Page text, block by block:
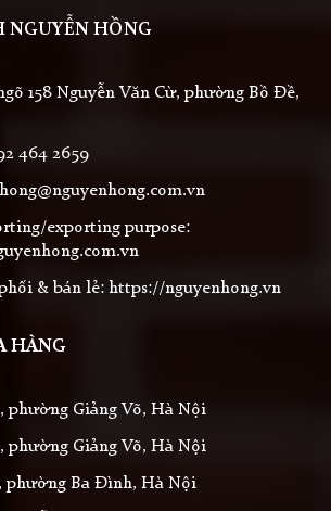
NGUYỄN HỒNG
158 Nguyễn Văn Cừ, phường Bồ Đề,
464 2659
exporting purpose:
& bán lẻ: https://nguyenhong.vn
HÀNG
phường Giảng Võ, Hà Nội
phường Giảng Võ, Hà Nội
phường Ba Đình, Hà Nội